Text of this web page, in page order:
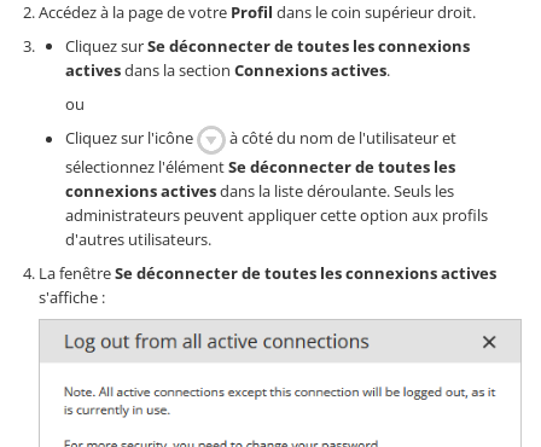
Accédez à la page de votre Profil dans le coin supérieur droit.
Cliquez surSe déconnecter de toutes les connexions
activesdans la section Connexions actives.
ou
Cliquez sur l'icône
à côté du nom de l'utilisateur et
sélectionnez l'élémentSe déconnecter de toutes les
connexions activesdans la liste déroulante. Seuls les
administrateurs peuvent appliquer cette option aux profils
d'autres utilisateurs.
La fenêtreSe déconnecter de toutes les connexions actives
s'affiche :